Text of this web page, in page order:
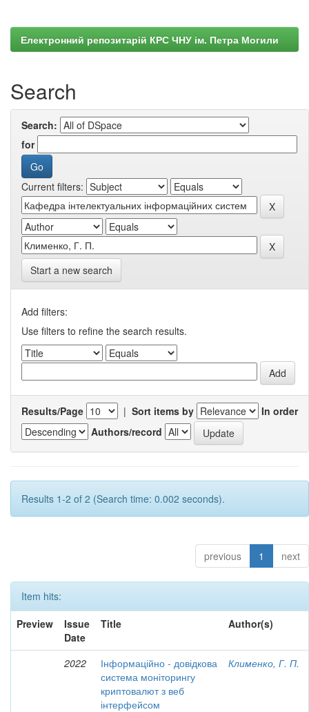
Електронний репозитарій КРС ЧНУ ім. Петра Могили
Search
Search:
for
Current filters:
Start a new search
Add filters:
Use filters to refine the search results.
Results/Page | Sort items by
In order
Authors/record
Results 1-2 of 2 (Search time: 0.002 seconds).
previous 1 next
Item hits:
Preview
Issue
Date
Title Author(s)
2022
Інформаційно - довідкова
система моніторингу
криптовалют з веб
інтерфейсом
Клименко, Г. П.